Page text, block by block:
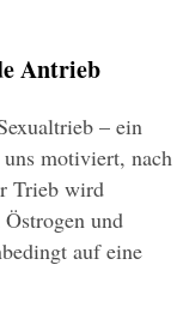
Antrieb
– ein
motiviert, nach
Trieb wird
und
auf eine